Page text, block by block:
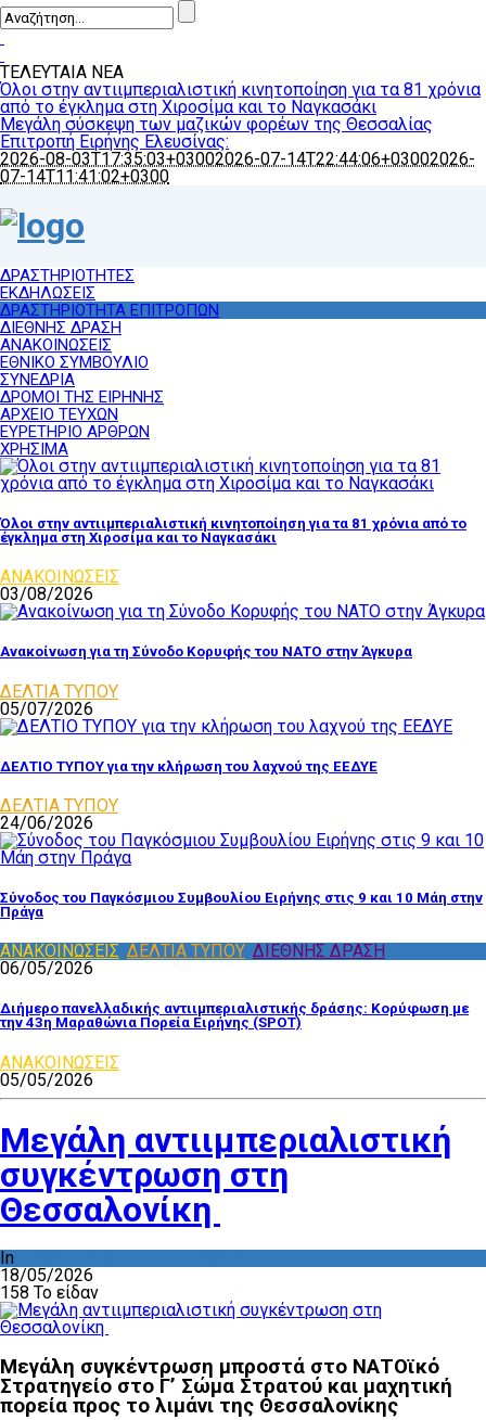
ΤΕΛΕΥΤΑΙΑ ΝΕΑ
Όλοι στην αντιιμπεριαλιστική κινητοποίηση για τα 81 χρόνια
από το έγκλημα στη Χιροσίμα και το Ναγκασάκι
Μεγάλη σύσκεψη των μαζικών φορέων της Θεσσαλίας
Επιτροπή Ειρήνης Ελευσίνας:
2026-08-03T17:35:03+03002026-07-14T22:44:06+03002026-
07-14T11:41:02+0300
ΔΡΑΣΤΗΡΙΟΤΗΤΕΣ
ΕΚΔΗΛΩΣΕΙΣ
ΔΡΑΣΤΗΡΙΟΤΗΤΑ ΕΠΙΤΡΟΠΩΝ
ΔΙΕΘΝΗΣ ΔΡΑΣΗ
ΑΝΑΚΟΙΝΩΣΕΙΣ
ΕΘΝΙΚΟ ΣΥΜΒΟΥΛΙΟ
ΣΥΝΕΔΡΙΑ
ΔΡΟΜΟΙ ΤΗΣ ΕΙΡΗΝΗΣ
ΑΡΧΕΙΟ ΤΕΥΧΩΝ
ΕΥΡΕΤΗΡΙΟ ΑΡΘΡΩΝ
ΧΡΗΣΙΜΑ
Όλοι στην αντιιμπεριαλιστική κινητοποίηση για τα 81 χρόνια από το
έγκλημα στη Χιροσίμα και το Ναγκασάκι
ΑΝΑΚΟΙΝΩΣΕΙΣ
03/08/2026
Ανακοίνωση για τη Σύνοδο Κορυφής του ΝΑΤΟ στην Άγκυρα
ΔΕΛΤΙΑ ΤΥΠΟΥ
05/07/2026
ΔΕΛΤΙΟ ΤΥΠΟΥ για την κλήρωση του λαχνού της ΕΕΔΥΕ
ΔΕΛΤΙΑ ΤΥΠΟΥ
24/06/2026
Σύνοδος του Παγκόσμιου Συμβουλίου Ειρήνης στις 9 και 10 Μάη στην
Πράγα
ΑΝΑΚΟΙΝΩΣΕΙΣ ΔΕΛΤΙΑ ΤΥΠΟΥ ΔΙΕΘΝΗΣ ΔΡΑΣΗ
06/05/2026
Διήμερο πανελλαδικής αντιιμπεριαλιστικής δράσης: Κορύφωση με
την 43η Μαραθώνια Πορεία Ειρήνης (SPOT)
ΑΝΑΚΟΙΝΩΣΕΙΣ
05/05/2026
Μεγάλη αντιιμπεριαλιστική
συγκέντρωση στη
Θεσσαλονίκη
In
18/05/2026
158 Το είδαν
Mεγάλη συγκέντρωση μπροστά στο ΝΑΤΟϊκό
Στρατηγείο στο Γ’ Σώμα Στρατού και μαχητική
πορεία προς το λιμάνι της Θεσσαλονίκης